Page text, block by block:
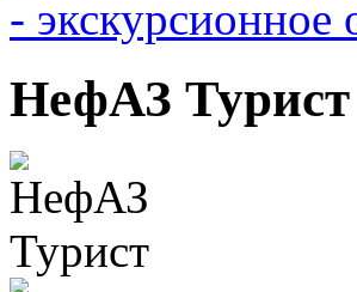
- экскурсионное
НефАЗ Турист